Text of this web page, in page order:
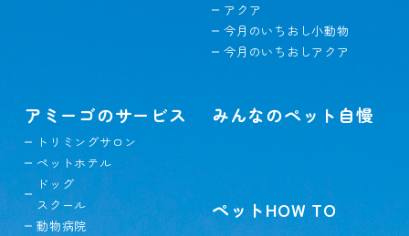
アクア
今月のいちおし小動物
今月のいちおしアクア
アミーゴのサービス
トリミングサロン
ペットホテル
ドッグ
スクール
動物病院
みんなのペット自慢
ペットHOW TO